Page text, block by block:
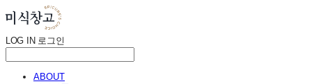
LOG IN 로그인
ABOUT